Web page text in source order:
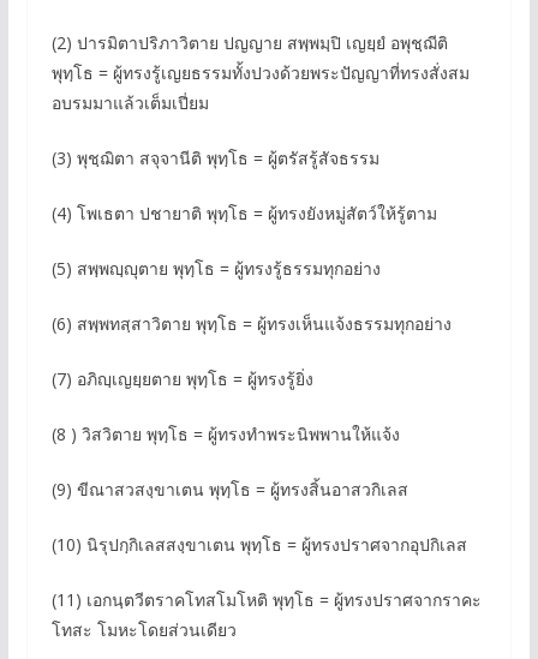
(2) ปารมิตาปริภาวิตาย ปญญาย สพฺพมฺปิ เญยฺยํ อพุชฺฌีติ
พุทฺโธ = ผู้ทรงรู้เญยธรรมทั้งปวงด้วยพระปัญญาที่ทรงสั่งสม
อบรมมาแล้วเต็มเปี่ยม
(3) พุชฺฌิตา สจุจานีติ พุทฺโธ = ผู้ตรัสรู้สัจธรรม
(4) โพเธตา ปชายาติ พุทฺโธ = ผู้ทรงยังหมู่สัตว์ให้รู้ตาม
(5) สพฺพญฺญุตาย พุทฺโธ = ผู้ทรงรู้ธรรมทุกอย่าง
(6) สพฺพทสฺสาวิตาย พุทฺโธ = ผู้ทรงเห็นแจ้งธรรมทุกอย่าง
(7) อภิญฺเญยฺยตาย พุทฺโธ = ผู้ทรงรู้ยิ่ง
(8 ) วิสวิตาย พุทฺโธ = ผู้ทรงทำพระนิพพานให้แจ้ง
(9) ขีณาสวสงฺขาเตน พุทฺโธ = ผู้ทรงสิ้นอาสวกิเลส
(10) นิรุปกฺกิเลสสงฺขาเตน พุทฺโธ = ผู้ทรงปราศจากอุปกิเลส
(11) เอกนฺตวีตราคโทสโมโหติ พุทฺโธ = ผู้ทรงปราศจากราคะ
โทสะ โมหะโดยส่วนเดียว